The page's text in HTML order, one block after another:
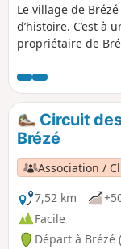
Le village de
d’histoire. C’est à
propriétaire de
peuple et nous
baïonnettes.
long du Thouet et
Circuit
Brézé
Association /
7,52 km
Facile
Départ à Brézé